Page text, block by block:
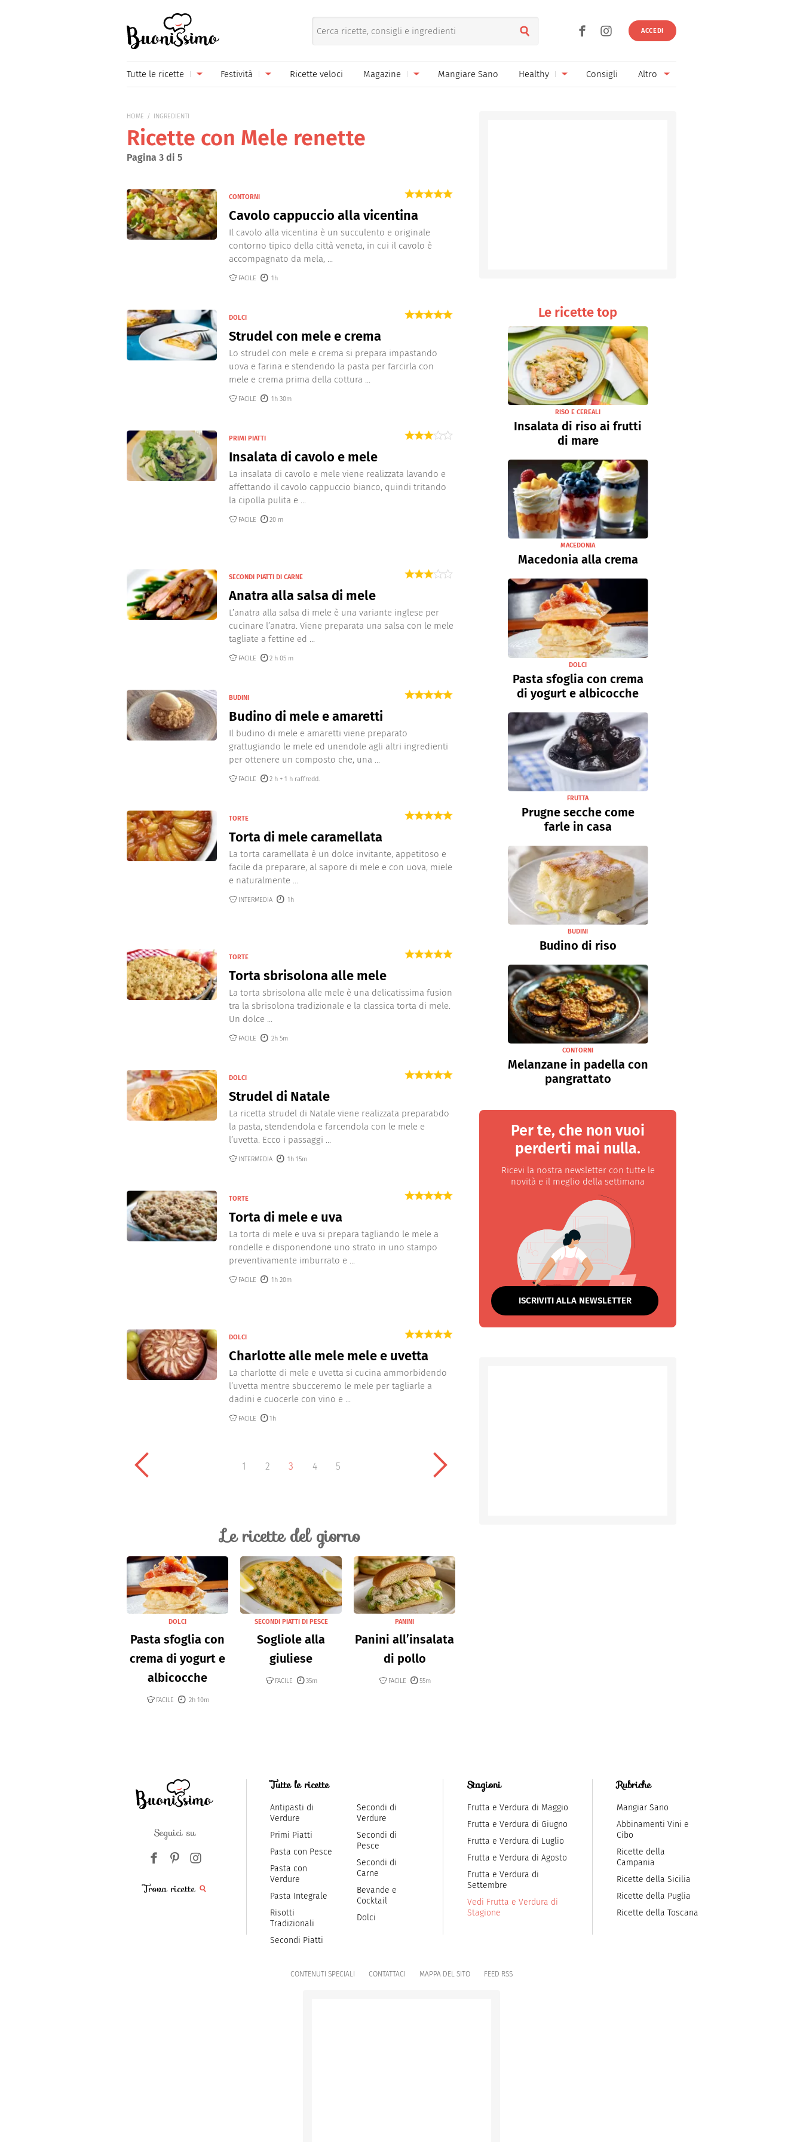
ACCEDI
Tutte le ricette
Primi piatti Pane pizza focacce
Secondi piatti
Contorni
Formaggi Ricette di base
Bevande
Festività
Carnevale
Festa del Papà
Natale
Pasqua
Ricette veloci Magazine Mangiare Sano Healthy Consigli Altro
HOME INGREDIENTI
Ricette con Mele renette
Pagina 3 di 5
CONTORNI
Cavolo cappuccio alla vicentina
Il cavolo alla vicentina è un succulento e originale
contorno tipico della città veneta, in cui il cavolo è
accompagnato da mela, ...
FACILE 1h
DOLCI
Strudel con mele e crema
Lo strudel con mele e crema si prepara impastando
uova e farina e stendendo la pasta per farcirla con
mele e crema prima della cottura ...
FACILE 1h 30m
PRIMI PIATTI
Insalata di cavolo e mele
La insalata di cavolo e mele viene realizzata lavando e
affettando il cavolo cappuccio bianco, quindi tritando
la cipolla pulita e ...
FACILE 20 m
SECONDI PIATTI DI CARNE
Anatra alla salsa di mele
L’anatra alla salsa di mele è una variante inglese per
cucinare l’anatra. Viene preparata una salsa con le mele
tagliate a fettine ed ...
FACILE 2 h 05 m
BUDINI
Budino di mele e amaretti
Il budino di mele e amaretti viene preparato
grattugiando le mele ed unendole agli altri ingredienti
per ottenere un composto che, una ...
FACILE 2 h + 1 h raffredd.
TORTE
Torta di mele caramellata
La torta caramellata è un dolce invitante, appetitoso e
facile da preparare, al sapore di mele e con uova, miele
e naturalmente ...
INTERMEDIA 1h
TORTE
Torta sbrisolona alle mele
La torta sbrisolona alle mele è una delicatissima fusion
tra la sbrisolona tradizionale e la classica torta di mele.
Un dolce ...
FACILE 2h 5m
DOLCI
Strudel di Natale
La ricetta strudel di Natale viene realizzata preparabdo
la pasta, stendendola e farcendola con le mele e
l’uvetta. Ecco i passaggi ...
INTERMEDIA 1h 15m
TORTE
Torta di mele e uva
La torta di mele e uva si prepara tagliando le mele a
rondelle e disponendone uno strato in uno stampo
preventivamente imburrato e ...
FACILE 1h 20m
DOLCI
Charlotte alle mele mele e uvetta
La charlotte di mele e uvetta si cucina ammorbidendo
l’uvetta mentre sbucceremo le mele per tagliarle a
dadini e cuocerle con vino e ...
FACILE 1h
1 2 3 4 5
Le ricette del giorno
DOLCI
Pasta sfoglia con
crema di yogurt e
albicocche
FACILE 2h 10m
SECONDI PIATTI DI PESCE
Sogliole alla
giuliese
FACILE 35m
PANINI
Panini all’insalata
di pollo
FACILE 55m
Le ricette top
RISO E CEREALI
Insalata di riso ai frutti
di mare
MACEDONIA
Macedonia alla crema
DOLCI
Pasta sfoglia con crema
di yogurt e albicocche
FRUTTA
Prugne secche come
farle in casa
BUDINI
Budino di riso
CONTORNI
Melanzane in padella con
pangrattato
Per te, che non vuoi
perderti mai nulla.
Ricevi la nostra newsletter con tutte le
novità e il meglio della settimana
ISCRIVITI ALLA NEWSLETTER
Seguici su
Trova ricette
Tutte le ricette
Antipasti di
Verdure
Primi Piatti
Pasta con Pesce
Pasta con
Verdure
Pasta Integrale
Risotti
Tradizionali
Secondi Piatti
Secondi di
Verdure
Secondi di
Pesce
Secondi di
Carne
Bevande e
Cocktail
Dolci
Stagioni
Frutta e Verdura di Maggio
Frutta e Verdura di Giugno
Frutta e Verdura di Luglio
Frutta e Verdura di Agosto
Frutta e Verdura di
Settembre
Vedi Frutta e Verdura di
Stagione
Rubriche
Mangiar Sano
Abbinamenti Vini e
Cibo
Ricette della
Campania
Ricette della Sicilia
Ricette della Puglia
Ricette della Toscana
CONTENUTI SPECIALI CONTATTACI MAPPA DEL SITO FEED RSS